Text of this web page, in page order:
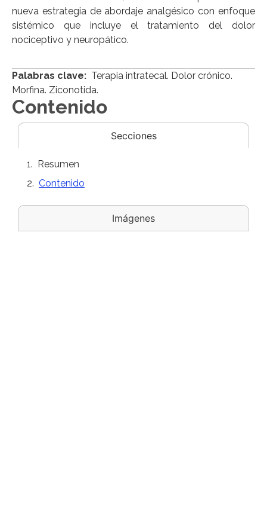
nueva estrategia de abordaje analgésico con enfoque
sistémico que incluye el tratamiento del dolor
nociceptivo y neuropático.
Palabras clave: Terapia intratecal. Dolor crónico.
Morfina. Ziconotida.
Contenido
Secciones
Imágenes
Resumen
Contenido